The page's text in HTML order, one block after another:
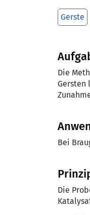
Gerste
Die
Gersten
Bei
Die